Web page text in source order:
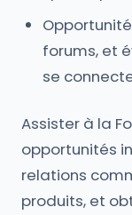
forums, et
se
Assister à la
opportunités
relations
produits, et